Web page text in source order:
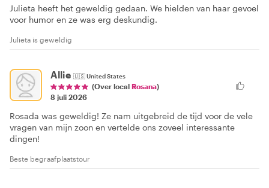
Julieta heeft het geweldig gedaan. We hielden van haar gevoel
voor humor en ze was erg deskundig.
Julieta is geweldig
Allie 🇺🇸United States
(Over local Rosana)
8 juli 2026
Rosada was geweldig! Ze nam uitgebreid de tijd voor de vele
vragen van mijn zoon en vertelde ons zoveel interessante
dingen!
Beste begraafplaatstour